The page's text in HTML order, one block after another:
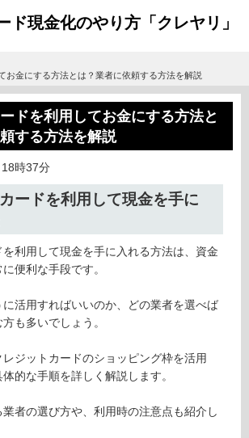
ド現金化のやり方「クレヤリ」
お金にする方法とは？業者に依頼する方法を解説
ドを利用してお金にする方法と
する方法を解説
時37分
ードを利用して現金を手に
利用して現金を手に入れる方法は、資金
便利な手段です。
に活用すればいいのか、どの業者を選べば
も多いでしょう。
ジットカードのショッピング枠を活用
的な手順を詳しく解説します。
業者の選び方や、利用時の注意点も紹介し